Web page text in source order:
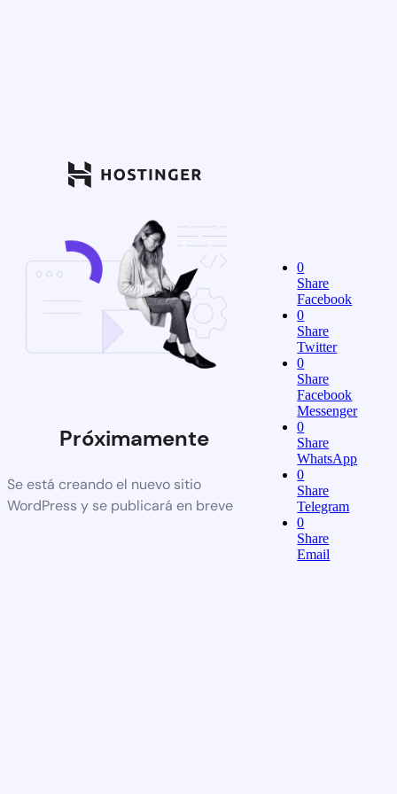
Próximamente
Se está creando el nuevo sitio
WordPress y se publicará en breve
0
Share
Facebook
0
Share
Twitter
0
Share
Facebook
Messenger
0
Share
WhatsApp
0
Share
Telegram
0
Share
Email